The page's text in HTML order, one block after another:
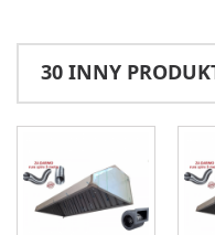
30 INNY